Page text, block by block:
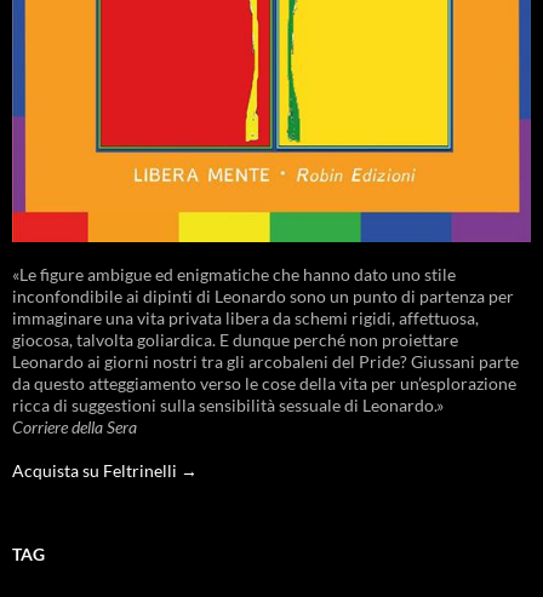
«Le figure ambigue ed enigmatiche che hanno dato uno stile
inconfondibile ai dipinti di Leonardo sono un punto di partenza per
immaginare una vita privata libera da schemi rigidi, affettuosa,
giocosa, talvolta goliardica. E dunque perché non proiettare
Leonardo ai giorni nostri tra gli arcobaleni del Pride? Giussani parte
da questo atteggiamento verso le cose della vita per un’esplorazione
ricca di suggestioni sulla sensibilità sessuale di Leonardo.»
Corriere della Sera
Acquista su Feltrinelli →
TAG